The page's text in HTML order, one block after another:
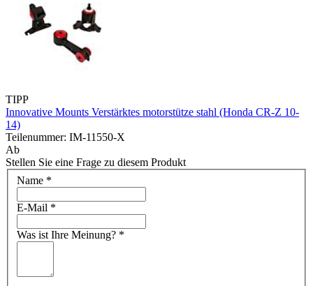
TIPP
Innovative Mounts Verstärktes motorstütze stahl (Honda CR-Z 10-
14)
Teilenummer: IM-11550-X
Ab
Stellen Sie eine Frage zu diesem Produkt
Name *
E-Mail *
Was ist Ihre Meinung? *